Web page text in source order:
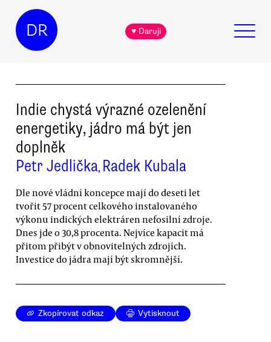
DR ♥ Daruji
Indie chystá výrazné ozelenění
energetiky, jádro má být jen
doplněk
Petr Jedlička, Radek Kubala
Dle nové vládní koncepce mají do deseti let
tvořit 57 procent celkového instalovaného
výkonu indických elektráren nefosilní zdroje.
Dnes jde o 30,8 procenta. Nejvíce kapacit má
přitom přibýt v obnovitelných zdrojích.
Investice do jádra mají být skromnější.
Zkopírovat odkaz Vytisknout